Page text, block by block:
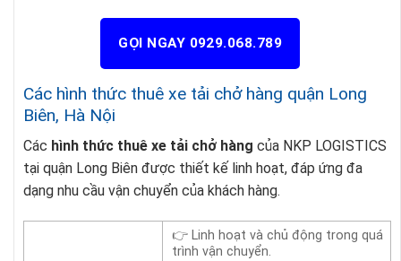
GỌI NGAY 0929.068.789
Các hình thức thuê xe tải chở hàng quận Long
Biên, Hà Nội
Các hình thức thuê xe tải chở hàng của NKP LOGISTICS
tại quận Long Biên được thiết kế linh hoạt, đáp ứng đa
dạng nhu cầu vận chuyển của khách hàng.
👉 Linh hoạt và chủ động trong quá
trình vận chuyển.